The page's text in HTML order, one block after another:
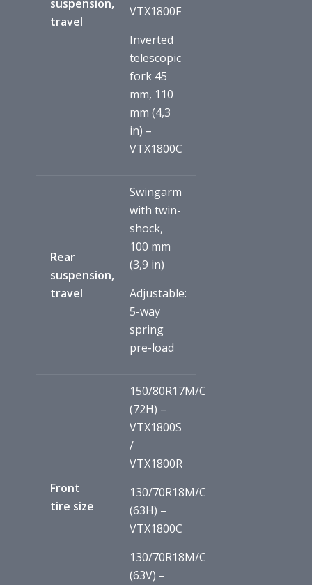
suspension,
travel
VTX1800F
Inverted
telescopic
fork 45
mm, 110
mm (4,3
in) –
VTX1800C
Rear
suspension,
travel
Swingarm
with twin-
shock,
100 mm
(3,9 in)
Adjustable:
5-way
spring
pre-load
Front
tire size
150/80R17M/C
(72H) –
VTX1800S
/
VTX1800R
130/70R18M/C
(63H) –
VTX1800C
130/70R18M/C
(63V) –